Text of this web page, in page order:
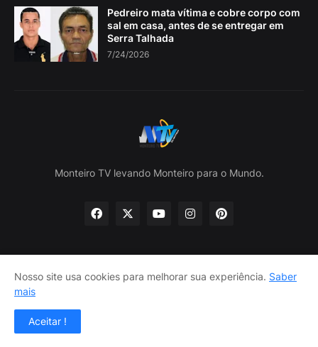
Pedreiro mata vítima e cobre corpo com
sal em casa, antes de se entregar em
Serra Talhada
7/24/2026
Monteiro TV levando Monteiro para o Mundo.
Home Sobre nós
política de Privacidade
Nosso site usa cookies para melhorar sua experiência. Saber
mais
Aceitar !